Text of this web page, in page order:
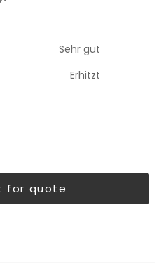
Sehr gut
Erhitzt
for quote